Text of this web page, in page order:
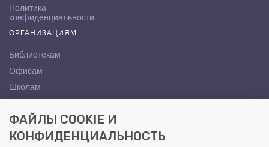
Политика
конфиденциальности
ОРГАНИЗАЦИЯМ
Библиотекам
Офисам
Школам
КОНТАКТЫ
Саратов, ул. Осипова, 10А
ФАЙЛЫ COOKIE И
КОНФИДЕНЦИАЛЬНОСТЬ